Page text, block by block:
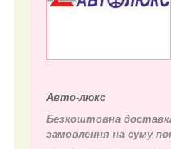
Авто-люкс
Безкоштовна
замовлення на суму